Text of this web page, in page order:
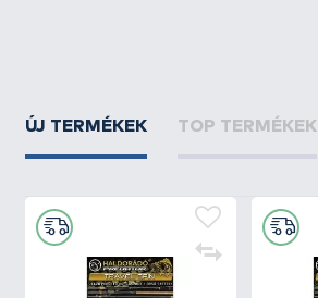
ÚJ TERMÉKEK TOP TERMÉKEK